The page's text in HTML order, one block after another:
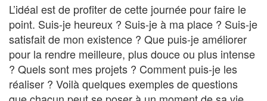
L’idéal est de profiter de cette journée pour faire le
point. Suis-je heureux ? Suis-je à ma place ? Suis-je
satisfait de mon existence ? Que puis-je améliorer
pour la rendre meilleure, plus douce ou plus intense
? Quels sont mes projets ? Comment puis-je les
réaliser ? Voilà quelques exemples de questions